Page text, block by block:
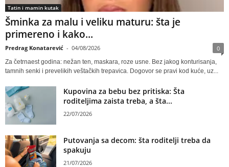
Tatin i mamin kutak
Šminka za malu i veliku maturu: šta je
primereno i kako...
Predrag Konatarević - 04/08/2026 0
Za četrnaest godina: nežan ten, maskara, roze usne. Bez jakog konturisanja,
tamnih senki i prevelikih veštačkih trepavica. Dogovor se pravi kod kuće, uz...
Kupovina za bebu bez pritiska: Šta
roditeljima zaista treba, a šta...
22/07/2026
Putovanja sa decom: šta roditelji treba da
spakuju
21/07/2026